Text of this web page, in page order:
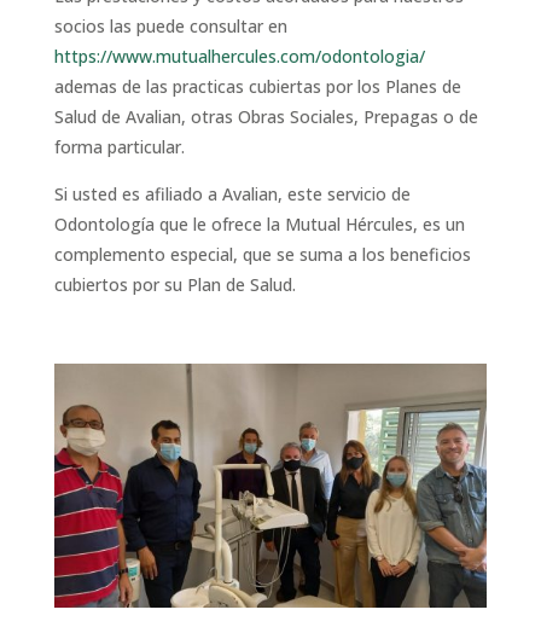
socios las puede consultar en
https://www.mutualhercules.com/odontologia/
ademas de las practicas cubiertas por los Planes de
Salud de Avalian, otras Obras Sociales, Prepagas o de
forma particular.
Si usted es afiliado a Avalian, este servicio de
Odontología que le ofrece la Mutual Hércules, es un
complemento especial, que se suma a los beneficios
cubiertos por su Plan de Salud.